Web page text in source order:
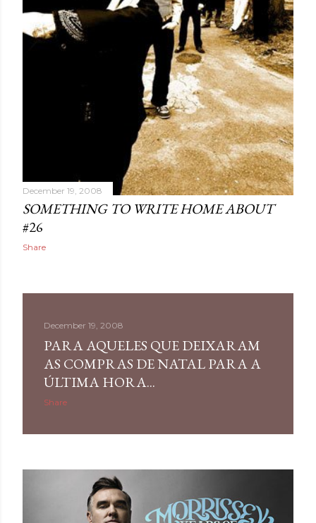
December 19, 2008
SOMETHING TO WRITE HOME ABOUT
#26
Share
December 19, 2008
PARA AQUELES QUE DEIXARAM
AS COMPRAS DE NATAL PARA A
ÚLTIMA HORA...
Share